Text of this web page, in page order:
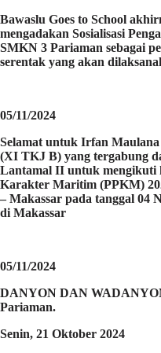
Bawaslu Goes to School
mengadakan Sosialisasi
SMKN 3 Pariaman sebagai
serentak yang akan
05/11/2024
Selamat untuk Irfan
(XI TKJ B) yang tergabung
Lantamal II untuk mengikuti
Karakter Maritim (PPKM)
– Makassar pada tanggal 04
di Makassar
05/11/2024
DANYON DAN
Pariaman.
Senin, 21 Oktober 2024